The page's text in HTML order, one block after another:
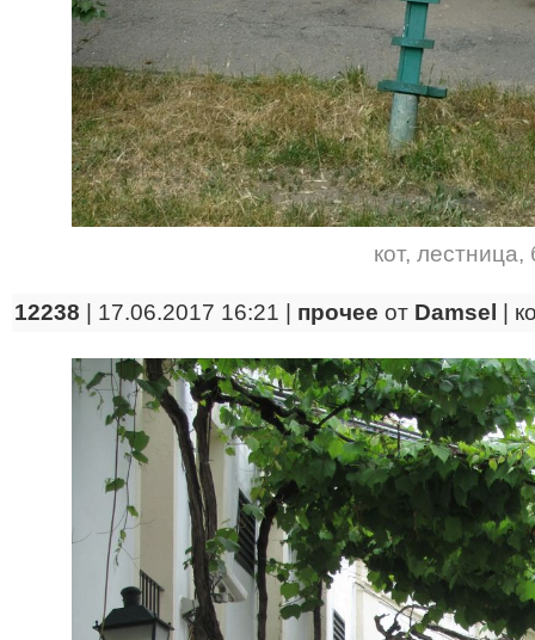
кот, лестница,
12238 | 17.06.2017 16:21 | прочее от Damsel